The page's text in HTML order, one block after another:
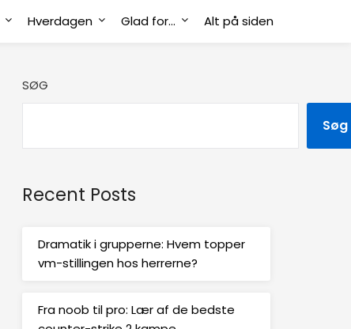
Hverdagen Glad for… Alt på siden
SØG
Søg
Recent Posts
Dramatik i grupperne: Hvem topper
vm-stillingen hos herrerne?
Fra noob til pro: Lær af de bedste